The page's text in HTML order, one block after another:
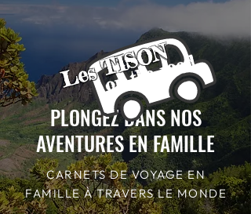
on the road
Les TISON
PLONGEZ DANS NOS
AVENTURES EN FAMILLE
CARNETS DE VOYAGE EN
FAMILLE À TRAVERS LE MONDE